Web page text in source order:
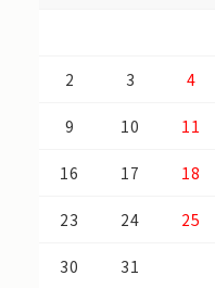
2 3 4
9 10 11
16 17 18
23 24 25
30 31